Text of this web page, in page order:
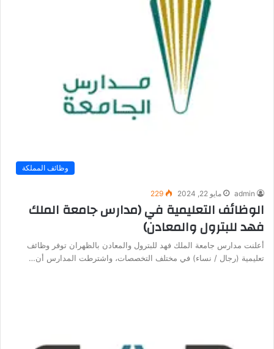
وظائف المملكة
admin مايو 22, 2024 229
الوظائف التعليمية في (مدارس جامعة الملك
فهد للبترول والمعادن)
أعلنت مدارس جامعة الملك فهد للبترول والمعادن بالظهران توفر وظائف
تعليمية (رجال / نساء) في مختلف التخصصات، واشترطت المدارس أن…